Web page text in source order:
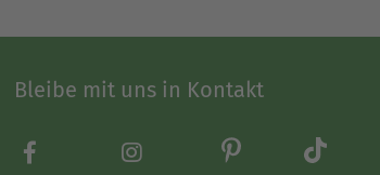
Bleibe mit uns in Kontakt